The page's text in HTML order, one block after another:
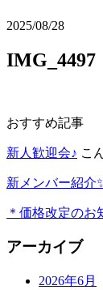
2025/08/28
IMG_4497
おすすめ記事
新人歓迎会♪ こ
新メンバー紹介
＊価格改定のお
アーカイブ
2026年6月